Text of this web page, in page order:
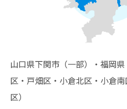
山口県下関市（一部）・福岡
区・戸畑区・小倉北区・小倉
区）